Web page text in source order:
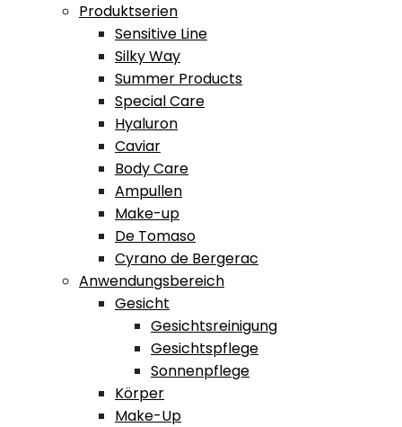
Produktserien
Sensitive Line
Silky Way
Summer Products
Special Care
Hyaluron
Caviar
Body Care
Ampullen
Make-up
De Tomaso
Cyrano de Bergerac
Anwendungsbereich
Gesicht
Gesichtsreinigung
Gesichtspflege
Sonnenpflege
Körper
Make-Up